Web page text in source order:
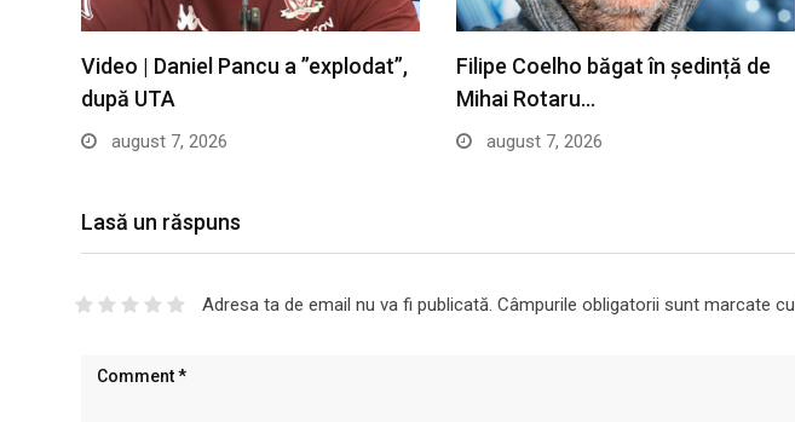
Video | Daniel Pancu a ”explodat”,
după UTA
august 7, 2026
Filipe Coelho băgat în ședință de
Mihai Rotaru…
august 7, 2026
Lasă un răspuns
Adresa ta de email nu va fi publicată. Câmpurile obligatorii sunt marcate cu